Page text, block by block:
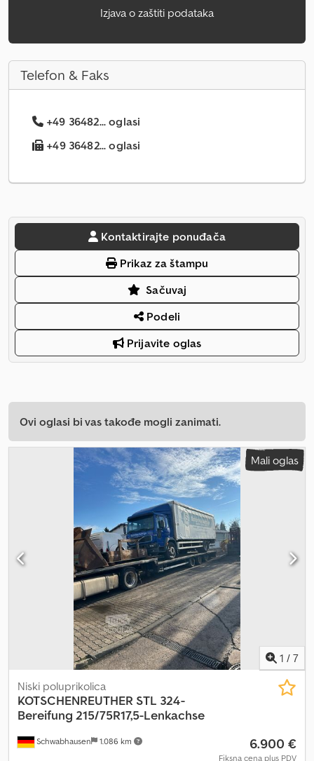
Izjava o zaštiti podataka
Telefon & Faks
+49 36482... oglasi
+49 36482... oglasi
Kontaktirajte ponuđača
Prikaz za štampu
Sačuvaj
Podeli
Prijavite oglas
Ovi oglasi bi vas takođe mogli zanimati.
Mali oglas
1 / 7
Schwabhausen 1.086 km
Niski poluprikolica
KOTSCHENREUTHER STL 324-
Bereifung 215/75R17,5-Lenkachse
6.900 €
Fiksna cena plus PDV